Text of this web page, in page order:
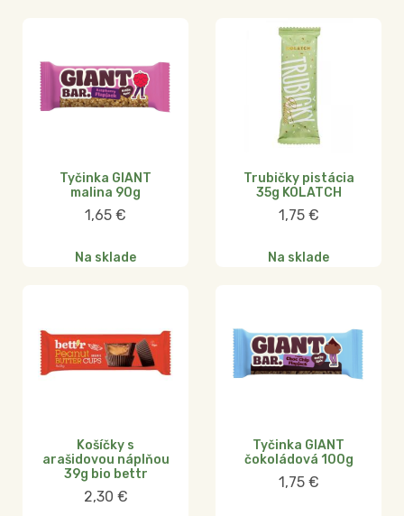
Tyčinka GIANT
malina 90g
1,65 €
Na sklade
Trubičky pistácia
35g KOLATCH
1,75 €
Na sklade
Košíčky s
arašidovou náplňou
39g bio bettr
2,30 €
Tyčinka GIANT
čokoládová 100g
1,75 €